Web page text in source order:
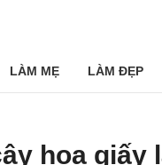
LÀM MẸ LÀM ĐẸP
hoa giấy